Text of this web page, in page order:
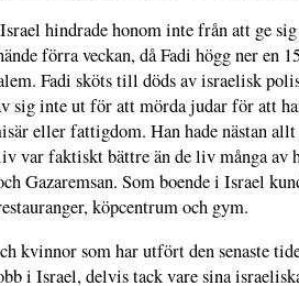
hindrade honom inte från att ge
förra veckan, då Fadi högg ner en
Fadi sköts till döds av israelisk
sig inte ut för att mörda judar för att
eller fattigdom. Han hade nästan
var faktiskt bättre än de liv många av
Gazaremsan. Som boende i Israel
köpcentrum och gym.
kvinnor som har utfört den senaste
i Israel, delvis tack vare sina